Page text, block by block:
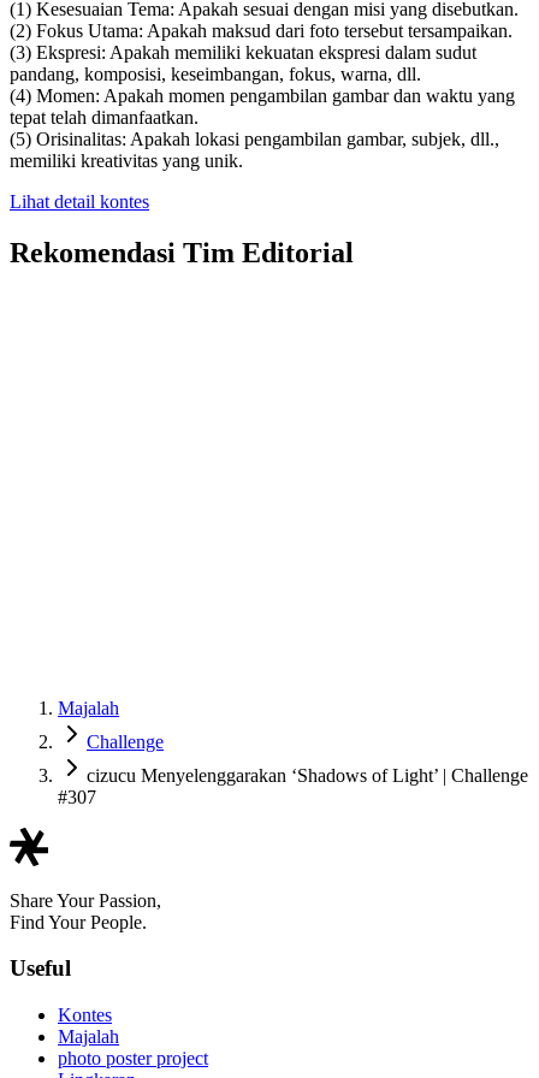
(1) Kesesuaian Tema: Apakah sesuai dengan misi yang disebutkan.
(2) Fokus Utama: Apakah maksud dari foto tersebut tersampaikan.
(3) Ekspresi: Apakah memiliki kekuatan ekspresi dalam sudut
pandang, komposisi, keseimbangan, fokus, warna, dll.
(4) Momen: Apakah momen pengambilan gambar dan waktu yang
tepat telah dimanfaatkan.
(5) Orisinalitas: Apakah lokasi pengambilan gambar, subjek, dll.,
memiliki kreativitas yang unik.
Lihat detail kontes
Rekomendasi Tim Editorial
Majalah
Challenge
cizucu Menyelenggarakan ‘Shadows of Light’ | Challenge
#307
Share Your Passion,
Find Your People.
Useful
Kontes
Majalah
photo poster project